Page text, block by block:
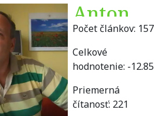
Anton
Čapkovič
Počet článkov: 157
Celkové
hodnotenie: -12.85
Priemerná
čítanosť: 221